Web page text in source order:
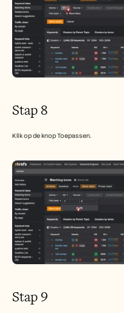
Stap 8
Klik op de knop Toepassen.
Stap 9